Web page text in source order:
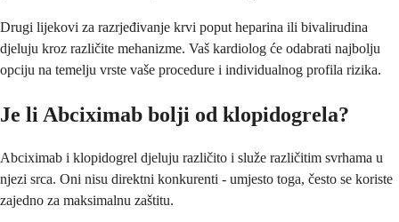
Drugi lijekovi za razrjeđivanje krvi poput heparina ili bivalirudina
djeluju kroz različite mehanizme. Vaš kardiolog će odabrati najbolju
opciju na temelju vrste vaše procedure i individualnog profila rizika.
Je li Abciximab bolji od klopidogrela?
Abciximab i klopidogrel djeluju različito i služe različitim svrhama u
njezi srca. Oni nisu direktni konkurenti - umjesto toga, često se koriste
zajedno za maksimalnu zaštitu.